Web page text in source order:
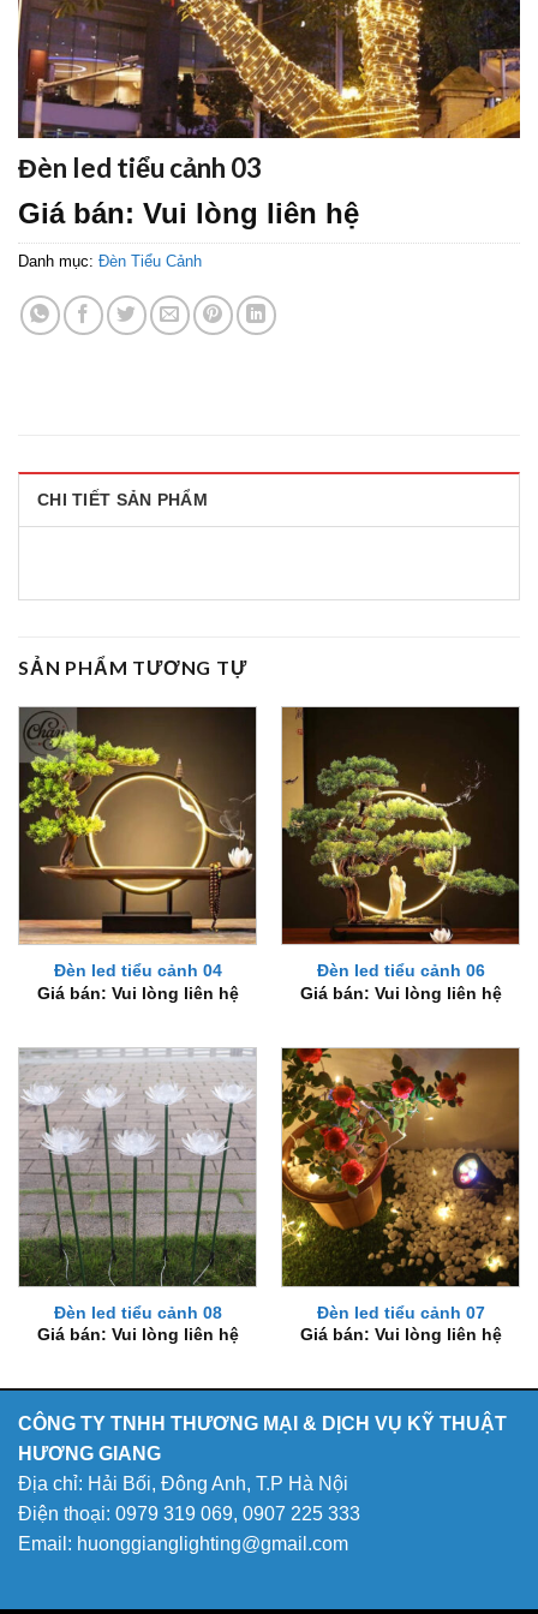
Đèn led tiểu cảnh 03
Giá bán: Vui lòng liên hệ
Danh mục: Đèn Tiểu Cảnh
CHI TIẾT SẢN PHẨM
SẢN PHẨM TƯƠNG TỰ
Đèn led tiểu cảnh 04
Giá bán: Vui lòng liên hệ
Đèn led tiểu cảnh 06
Giá bán: Vui lòng liên hệ
Đèn led tiểu cảnh 08
Giá bán: Vui lòng liên hệ
Đèn led tiểu cảnh 07
Giá bán: Vui lòng liên hệ
CÔNG TY TNHH THƯƠNG MẠI & DỊCH VỤ KỸ THUẬT
HƯƠNG GIANG
Địa chỉ: Hải Bối, Đông Anh, T.P Hà Nội
Điện thoại: 0979 319 069, 0907 225 333
Email: huonggianglighting@gmail.com